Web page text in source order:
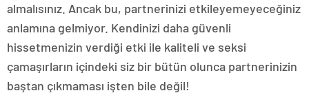
almalısınız. Ancak bu, partnerinizi etkileyemeyeceğiniz
anlamına gelmiyor. Kendinizi daha güvenli
hissetmenizin verdiği etki ile kaliteli ve seksi
çamaşırların içindeki siz bir bütün olunca partnerinizin
baştan çıkmaması işten bile değil!